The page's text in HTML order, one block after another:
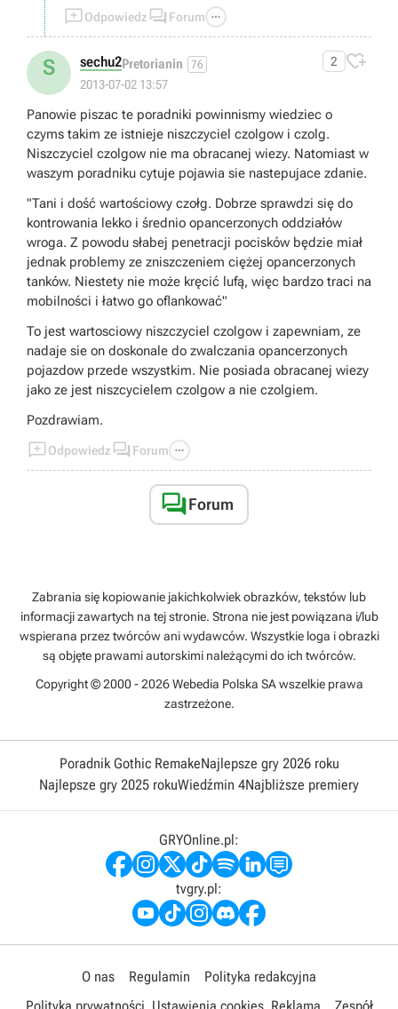
Odpowiedz  Forum 
S sechu2Pretorianin 76
2013-07-02 13:57
2 
Panowie piszac te poradniki powinnismy wiedziec o
czyms takim ze istnieje niszczyciel czolgow i czolg.
Niszczyciel czolgow nie ma obracanej wiezy. Natomiast w
waszym poradniku cytuje pojawia sie nastepujace zdanie.
"Tani i dość wartościowy czołg. Dobrze sprawdzi się do
kontrowania lekko i średnio opancerzonych oddziałów
wroga. Z powodu słabej penetracji pocisków będzie miał
jednak problemy ze zniszczeniem ciężej opancerzonych
tanków. Niestety nie może kręcić lufą, więc bardzo traci na
mobilności i łatwo go oflankować"
To jest wartosciowy niszczyciel czolgow i zapewniam, ze
nadaje sie on doskonale do zwalczania opancerzonych
pojazdow przede wszystkim. Nie posiada obracanej wiezy
jako ze jest niszcycielem czolgow a nie czolgiem.
Pozdrawiam.
Odpowiedz  Forum 
Forum
Zabrania się kopiowanie jakichkolwiek obrazków, tekstów lub
informacji zawartych na tej stronie. Strona nie jest powiązana i/lub
wspierana przez twórców ani wydawców. Wszystkie loga i obrazki
są objęte prawami autorskimi należącymi do ich twórców.
Copyright © 2000 - 2026 Webedia Polska SA wszelkie prawa
zastrzeżone.
Poradnik Gothic RemakeNajlepsze gry 2026 roku
Najlepsze gry 2025 rokuWiedźmin 4Najbliższe premiery
GRYOnline.pl:
tvgry.pl:
O nas Regulamin
Polityka redakcyjna